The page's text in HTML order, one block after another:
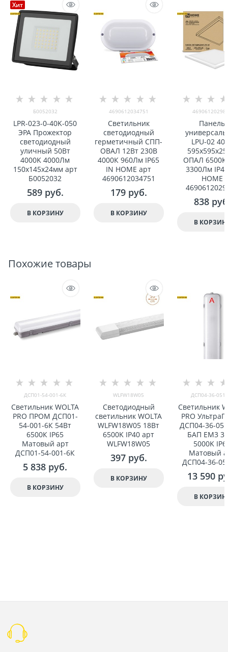
Хит
Б0052032
LPR-023-0-40K-050
ЭРА Прожектор
светодиодный
уличный 50Вт
4000K 4000Лм
150x145x24мм арт
Б0052032
589 руб.
В КОРЗИНУ
4690612034751
Светильник
светодиодный
герметичный СПП-
ОВАЛ 12Вт 230В
4000К 960Лм IP65
IN HOME арт
4690612034751
179 руб.
В КОРЗИНУ
Панель
LPU-02
ОПАЛ 6500К
3300Лм
HOME
838
В
Похожие товары
ДСП01-54-001-6К
Светильник WOLTA
PRO ПРОМ ДСП01-
54-001-6К 54Вт
6500К IP65
Матовый арт
ДСП01-54-001-6К
5 838 руб.
В КОРЗИНУ
WLFW18W05
Светодиодный
светильник WOLTA
WLFW18W05 18Вт
6500K IP40 арт
WLFW18W05
397 руб.
В КОРЗИНУ
ДСП04-36-
Светильник
PRO
ДСП04-36-
БАП EM3
5000K
Матовый
ДСП04-36-
13 590
В